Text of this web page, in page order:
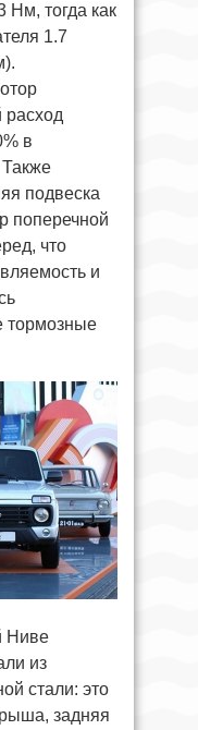
Нм, тогда как
1.7
расход
в
подвеска
поперечной
что
и
тормозные
Ниве
из
стали: это
задняя